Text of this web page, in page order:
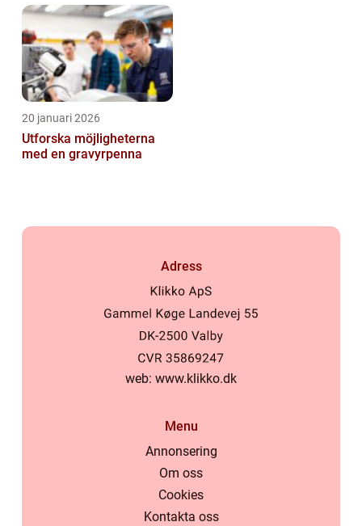
20 januari 2026
Utforska möjligheterna
med en gravyrpenna
Adress
web: www.klikko.dk
Menu
Annonsering
Om oss
Cookies
Kontakta oss